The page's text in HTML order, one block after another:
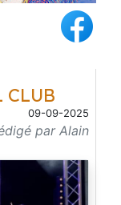
CLUB
09-09-2025
par Alain